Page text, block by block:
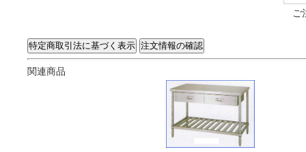
ご
関連商品